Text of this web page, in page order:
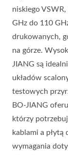
niskiego
GHz do 110
drukowanych,
na górze.
JIANG są
układów
testowych
BO-JIANG
którzy
kablami a płytą
wymagania